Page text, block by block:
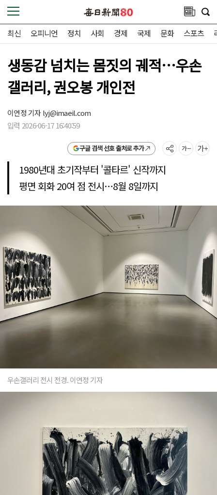
최신 오피니언 정치 사회 경제 국제 문화 스포츠
생동감 넘치는 몸짓의 궤적…우손
갤러리, 권오봉 개인전
이연정 기자lyj@imaeil.com
입력 2026-06-17 16:40:59
구글 검색 선호 출처로 추가
1980년대 초기작부터 '콜타르' 신작까지
평면 회화 20여 점 전시…8월 8일까지
우손갤러리 전시 전경. 이연정 기자